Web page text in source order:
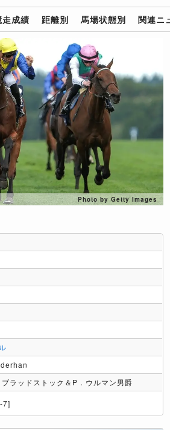
走成績 距離別 馬場状態別 関連ニ
Photo by Getty Images
ラッドストック＆P．ウルマン男爵
7]